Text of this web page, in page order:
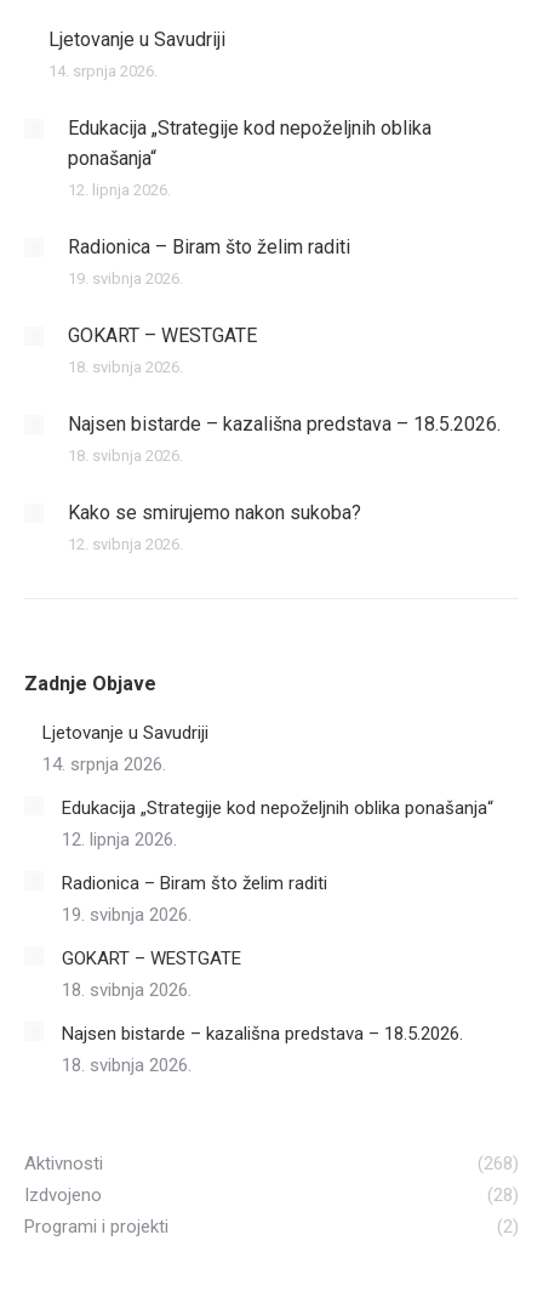
Ljetovanje u Savudriji
14. srpnja 2026.
Edukacija „Strategije kod nepoželjnih oblika
ponašanja“
12. lipnja 2026.
Radionica – Biram što želim raditi
19. svibnja 2026.
GOKART – WESTGATE
18. svibnja 2026.
Najsen bistarde – kazališna predstava – 18.5.2026.
18. svibnja 2026.
Kako se smirujemo nakon sukoba?
12. svibnja 2026.
Zadnje Objave
Ljetovanje u Savudriji
14. srpnja 2026.
Edukacija „Strategije kod nepoželjnih oblika ponašanja“
12. lipnja 2026.
Radionica – Biram što želim raditi
19. svibnja 2026.
GOKART – WESTGATE
18. svibnja 2026.
Najsen bistarde – kazališna predstava – 18.5.2026.
18. svibnja 2026.
Aktivnosti
(268)
Izdvojeno
(28)
Programi i projekti
(2)